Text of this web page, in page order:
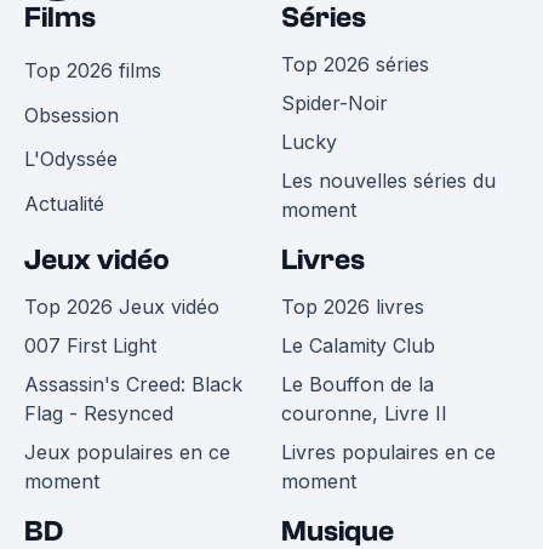
Films
Top 2026 films
Obsession
L'Odyssée
Actualité
Séries
Top 2026 séries
Spider-Noir
Lucky
Les nouvelles séries du
moment
Jeux vidéo
Top 2026 Jeux vidéo
007 First Light
Assassin's Creed: Black
Flag - Resynced
Jeux populaires en ce
moment
Livres
Top 2026 livres
Le Calamity Club
Le Bouffon de la
couronne, Livre II
Livres populaires en ce
moment
BD Musique